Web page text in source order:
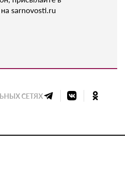
sarnovosti.ru
СЕТЯХ